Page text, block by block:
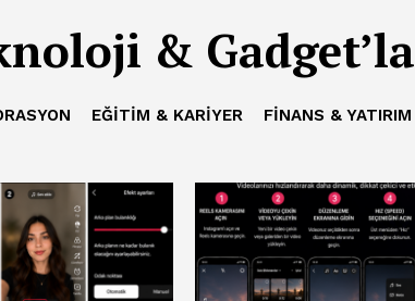
&
EĞITIM & KARIYER FINANS & YATIRIM